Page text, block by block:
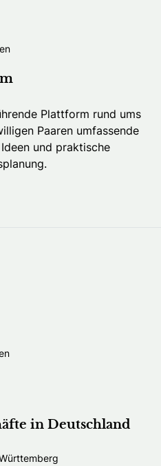
Plattform rund ums
Paaren umfassende
und praktische
in Deutschland